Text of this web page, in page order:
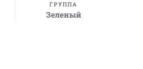
ГРУППА
Зеленый